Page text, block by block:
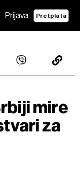
Prijava Pretplata
mire
za